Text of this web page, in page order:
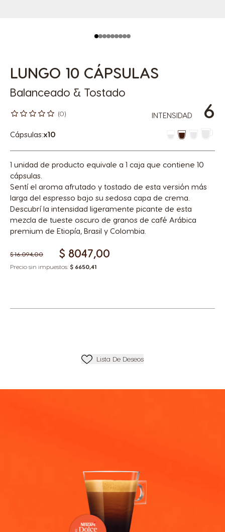
LUNGO 10 CÁPSULAS
Balanceado & Tostado
INTENSIDAD 6
(0)
Cápsulas:x10
1 unidad de producto equivale a 1 caja que contiene 10
cápsulas.
Sentí el aroma afrutado y tostado de esta versión más
larga del espresso bajo su sedosa capa de crema.
Descubrí la intensidad ligeramente picante de esta
mezcla de tueste oscuro de granos de café Arábica
premium de Etiopía, Brasil y Colombia.
$ 16.094,00 $ 8047,00
Precio sin impuestos: $ 6650,41
Añadir A Lista De Deseos
Lista De Deseos